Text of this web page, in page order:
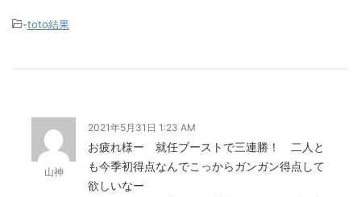
-toto結果
山神
2021年5月31日 1:23 AM
お疲れ様ー 就任ブーストで三連勝！ 二人と
も今季初得点なんでこっからガンガン得点して
欲しいなー